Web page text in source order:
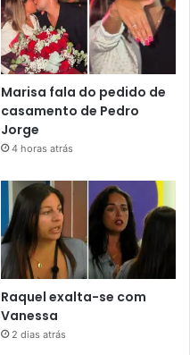
Marisa fala do pedido de
casamento de Pedro
Jorge
4 horas atrás
Raquel exalta-se com
Vanessa
2 dias atrás